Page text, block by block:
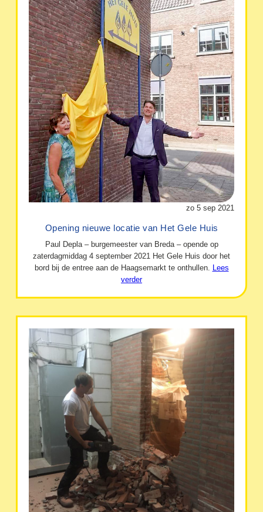
zo 5 sep 2021
Opening nieuwe locatie van Het Gele Huis
Paul Depla – burgemeester van Breda – opende op
zaterdagmiddag 4 september 2021 Het Gele Huis door het
bord bij de entree aan de Haagsemarkt te onthullen. Lees
verder